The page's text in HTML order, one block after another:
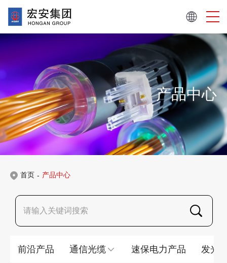
产品中心
首页 - 产品中心
前沿产品 通信光缆 速保电力产品 发光